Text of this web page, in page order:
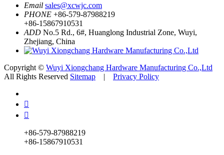
Email sales@xcwjc.com
PHONE +86-579-87988219
+86-15867910531
ADD No.5 Rd., 6#, Huanglong Industrial Zone, Wuyi,
Zhejiang, China
Copyright © Wuyi Xiongchang Hardware Manufacturing Co.,Ltd
All Rights Reserved Sitemap | Privacy Policy


+86-579-87988219
+86-15867910531